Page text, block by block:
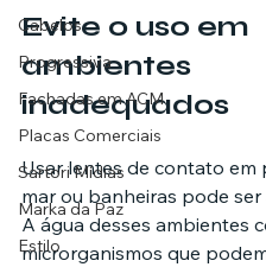
Cabelos
Progressiva
Fachadas em ACM
Placas Comerciais
Sartori Mídias
Marka da Paz
Estilo
Evite o uso em
ambientes
inadequados
Usar lentes de contato em
mar ou banheiras pode ser
A água desses ambientes
microrganismos que